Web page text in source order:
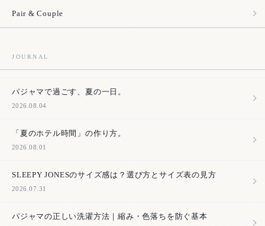
Pair & Couple
JOURNAL
パジャマで過ごす、夏の一日。
2026.08.04
「夏のホテル時間」の作り方。
2026.08.01
SLEEPY JONESのサイズ感は？選び方とサイズ表の見方
2026.07.31
パジャマの正しい洗濯方法｜縮み・色落ちを防ぐ基本